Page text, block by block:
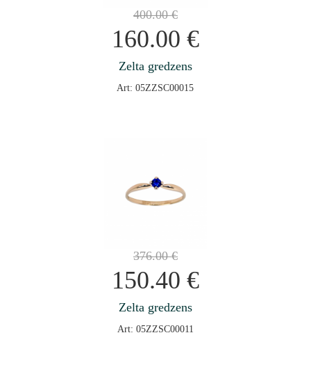
400.00€
160.00 €
Zelta gredzens
Art: 05ZZSC00015
376.00€
150.40 €
Zelta gredzens
Art: 05ZZSC00011